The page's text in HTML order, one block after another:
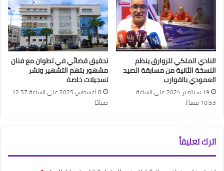
النادي الملكي للزوارق ينظم
النسخة الثانية من مسابقة الصيد
العمودي بالقوارب
19 سبتمبر 2024 على الساعة
10:53 مساءً
تحقيق قضائي في تطوان مع فنان
مشهور بتهم التشهير ونشر
تسجيلات خاصة
8 أغسطس 2025 على الساعة 12:57
صباحًا
اترك تعليقاً